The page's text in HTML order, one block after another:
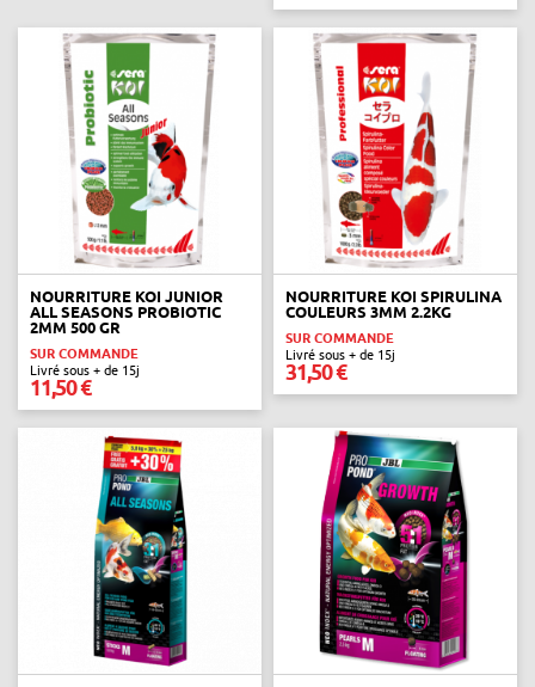
NOURRITURE KOI JUNIOR
ALL SEASONS PROBIOTIC
2MM 500 GR
SUR COMMANDE
Livré sous + de 15j
11,50 €
NOURRITURE KOI SPIRULINA
COULEURS 3MM 2.2KG
SUR COMMANDE
Livré sous + de 15j
31,50 €